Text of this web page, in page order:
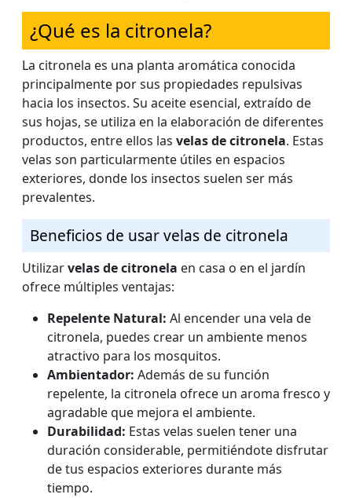
¿Qué es la citronela?
La citronela es una planta aromática conocida
principalmente por sus propiedades repulsivas
hacia los insectos. Su aceite esencial, extraído de
sus hojas, se utiliza en la elaboración de diferentes
productos, entre ellos las velas de citronela. Estas
velas son particularmente útiles en espacios
exteriores, donde los insectos suelen ser más
prevalentes.
Beneficios de usar velas de citronela
Utilizarvelas de citronela en casa o en el jardín
ofrece múltiples ventajas:
Repelente Natural: Al encender una vela de
citronela, puedes crear un ambiente menos
atractivo para los mosquitos.
Ambientador: Además de su función
repelente, la citronela ofrece un aroma fresco y
agradable que mejora el ambiente.
Durabilidad: Estas velas suelen tener una
duración considerable, permitiéndote disfrutar
de tus espacios exteriores durante más
tiempo.